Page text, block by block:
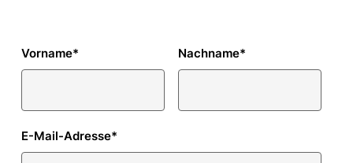
Vorname* Nachname*
E-Mail-Adresse*